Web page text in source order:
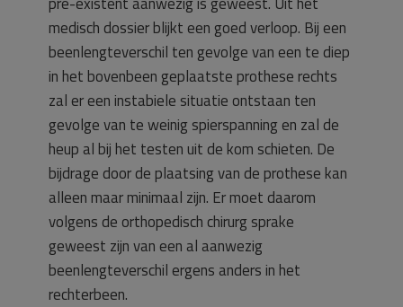
medisch dossier blijkt een goed verloop. Bij een
beenlengteverschil ten gevolge van een te diep
in het bovenbeen geplaatste prothese rechts
zal er een instabiele situatie ontstaan ten
gevolge van te weinig spierspanning en zal de
heup al bij het testen uit de kom schieten. De
bijdrage door de plaatsing van de prothese kan
alleen maar minimaal zijn. Er moet daarom
volgens de orthopedisch chirurg sprake
geweest zijn van een al aanwezig
beenlengteverschil ergens anders in het
rechterbeen.